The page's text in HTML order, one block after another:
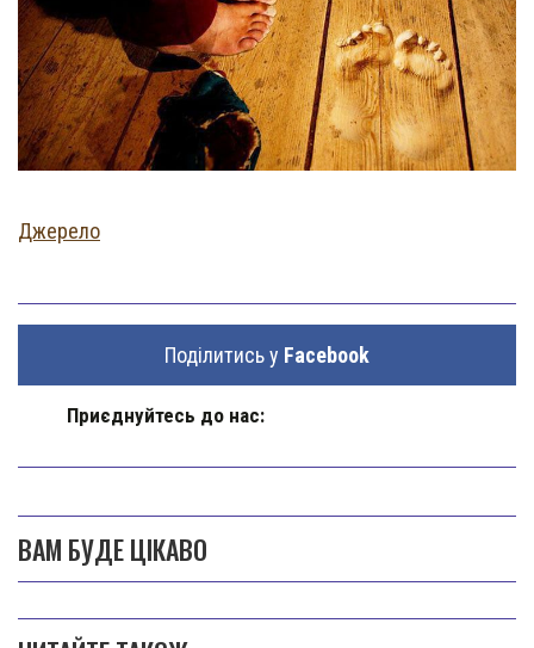
Джерело
Поділитись у Facebook
Приєднуйтесь до нас:
ВАМ БУДЕ ЦІКАВО